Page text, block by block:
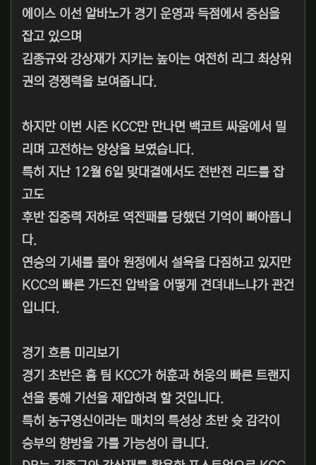
에이스 이선 알바노가 경기 운영과 득점에서 중심을
잡고 있으며
김종규와 강상재가 지키는 높이는 여전히 리그 최상위
권의 경쟁력을 보여줍니다.
하지만 이번 시즌 KCC만 만나면 백코트 싸움에서 밀
리며 고전하는 양상을 보였습니다.
특히 지난 12월 6일 맞대결에서도 전반전 리드를 잡
고도
후반 집중력 저하로 역전패를 당했던 기억이 뼈아픕니
다.
연승의 기세를 몰아 원정에서 설욕을 다짐하고 있지만
KCC의 빠른 가드진 압박을 어떻게 견뎌내느냐가 관건
입니다.
경기 흐름 미리보기
경기 초반은 홈 팀 KCC가 허훈과 허웅의 빠른 트랜지
션을 통해 기선을 제압하려 할 것입니다.
특히 농구영신이라는 매치의 특성상 초반 슛 감각이
승부의 향방을 가를 가능성이 큽니다.